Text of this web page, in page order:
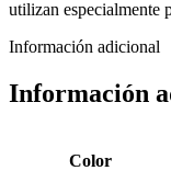
utilizan especialmente
Información adicional
Información
Color